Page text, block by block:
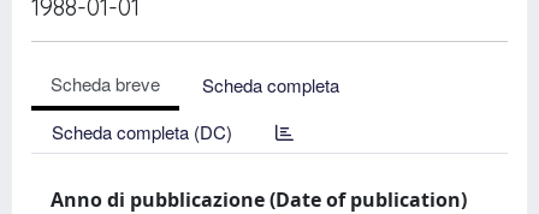
1988-01-01
Scheda breve
Scheda completa
Scheda completa (DC)
Anno di pubblicazione (Date of publication)